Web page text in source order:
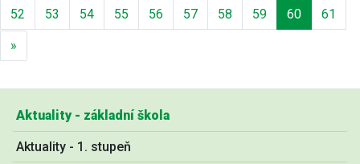
Aktuality - základní škola
Aktuality - 1. stupeň
52 53 54 55 56 57 58 59 60 61
»